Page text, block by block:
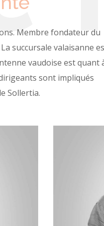
Membre fondateur du
succursale valaisanne
vaudoise est quant
sont impliqués
Sollertia.